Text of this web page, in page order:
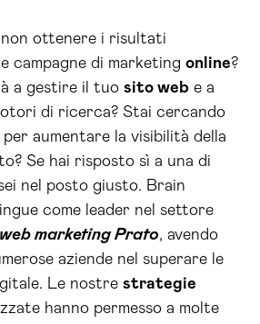
ottenere i risultati
campagne di marketing online?
a gestire il tuo sito web e a
di ricerca? Stai cercando
per aumentare la visibilità della
Se hai risposto sì a una di
nel posto giusto. Brain
come leader nel settore
marketing Prato, avendo
aziende nel superare le
Le nostre strategie
hanno permesso a molte